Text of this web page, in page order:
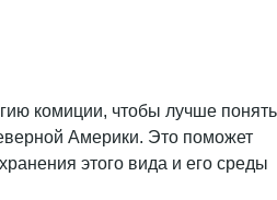
комиции, чтобы лучше понять
Америки. Это поможет
этого вида и его среды